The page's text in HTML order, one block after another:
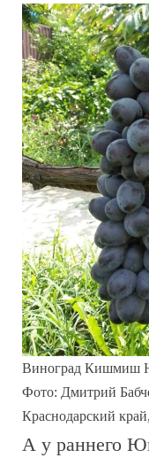
Виноград Кишмиш
Фото: Дмитрий
Краснодарский
А у раннего